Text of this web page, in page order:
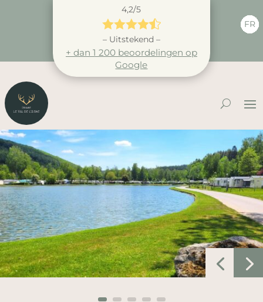
4,2/5

– Uitstekend –
+ dan 1 200 beoordelingen op
Google
FR